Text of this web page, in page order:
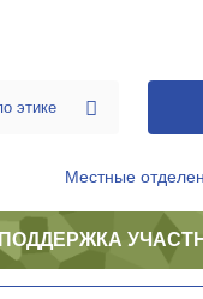
Местные
ПОДДЕРЖКА